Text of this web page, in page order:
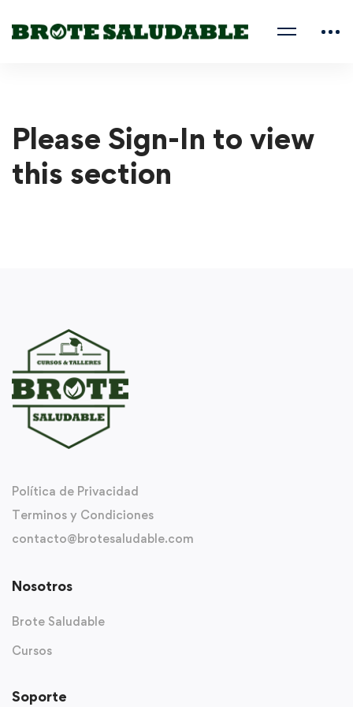
Please Sign-In to view
this section
Política de Privacidad
Terminos y Condiciones
contacto@brotesaludable.com
Nosotros
Brote Saludable
Cursos
Soporte